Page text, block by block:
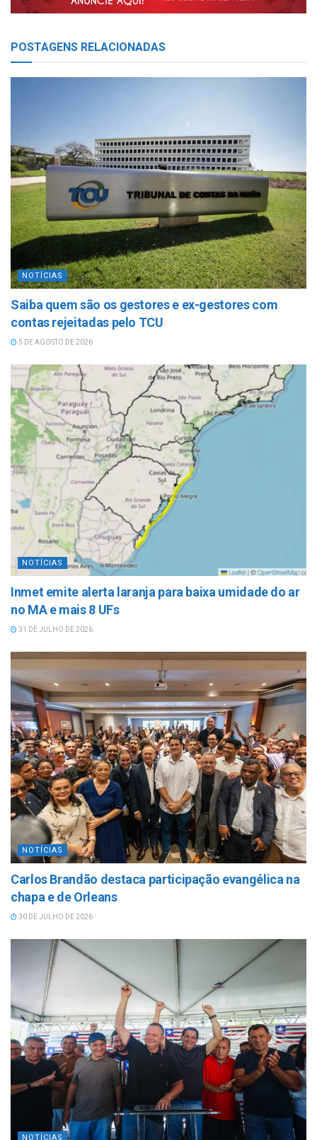
POSTAGENS RELACIONADAS
NOTÍCIAS
Saiba quem são os gestores e ex-gestores com
contas rejeitadas pelo TCU
5 DE AGOSTO DE 2026
NOTÍCIAS
Inmet emite alerta laranja para baixa umidade do ar
no MA e mais 8 UFs
31 DE JULHO DE 2026
NOTÍCIAS
Carlos Brandão destaca participação evangélica na
chapa e de Orleans
30 DE JULHO DE 2026
NOTÍCIAS